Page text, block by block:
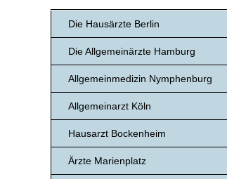
Die Hausärzte Berlin
Die Allgemeinärzte Hamburg
Allgemeinmedizin Nymphenburg
Allgemeinarzt Köln
Hausarzt Bockenheim
Ärzte Marienplatz